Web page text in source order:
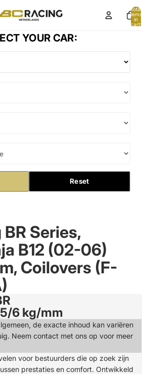
Total
items
in
cart:
YOUR CAR:
Reset
Series,
B12 (02-06)
Coilovers (F-
6 kg/mm
de exacte inhoud kan variëren
Neem contact met ons op voor meer
voor bestuurders die op zoek zijn
prestaties en comfort. Ontwikkeld